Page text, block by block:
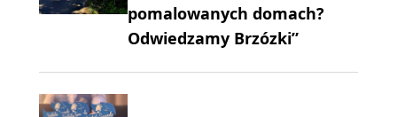
pomalowanych domach?
Odwiedzamy Brzózki”